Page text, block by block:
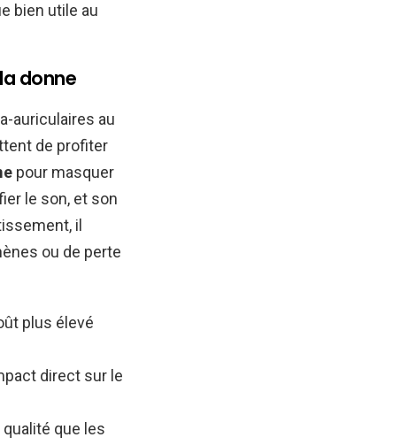
bien utile au
donne
auriculaires au
de profiter
pour masquer
le son, et son
il
ou de perte
plus élevé
direct sur le
que les